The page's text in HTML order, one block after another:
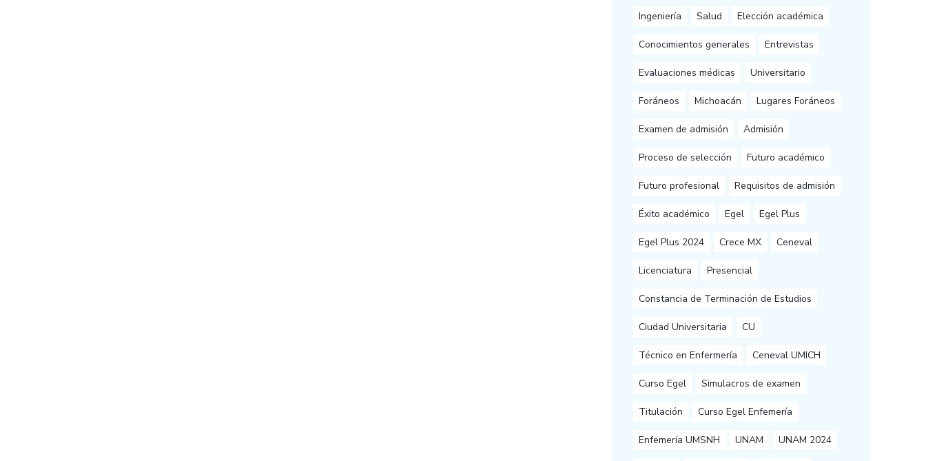
Ingeniería Salud Elección académica
Conocimientos generales Entrevistas
Evaluaciones médicas Universitario
Foráneos Michoacán Lugares Foráneos
Examen de admisión Admisión
Proceso de selección Futuro académico
Futuro profesional Requisitos de admisión
Éxito académico Egel Egel Plus
Egel Plus 2024 Crece MX Ceneval
Licenciatura Presencial
Constancia de Terminación de Estudios
Ciudad Universitaria CU
Técnico en Enfermería Ceneval UMICH
Curso Egel Simulacros de examen
Titulación Curso Egel Enfemería
Enfemería UMSNH UNAM UNAM 2024